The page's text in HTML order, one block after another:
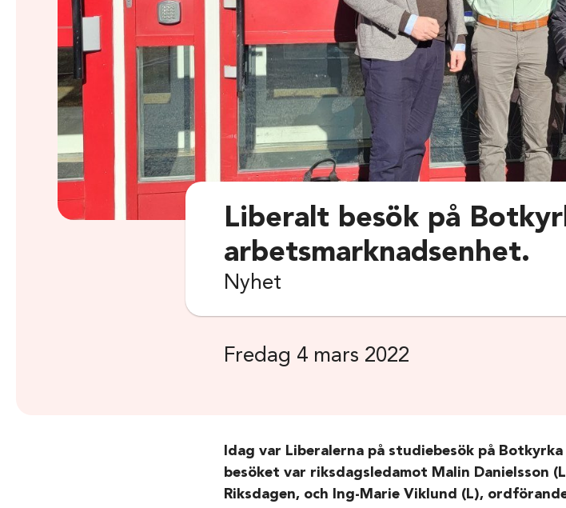
Liberalt besök på
arbetsmarknadsenhet.
Nyhet
Fredag 4 mars 2022
Idag var Liberalerna på studiebesök på
besöket var riksdagsledamot Malin Danielsson
Riksdagen, och Ing-Marie Viklund (L),